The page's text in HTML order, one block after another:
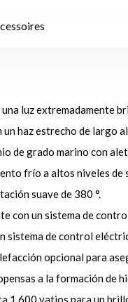
luz extremadamente
haz estrecho de largo
de grado marino con
frío a altos niveles de
suave de 380 °.
con un sistema de
sistema de control
opcional para
a la formación de
1.600 vatios para un